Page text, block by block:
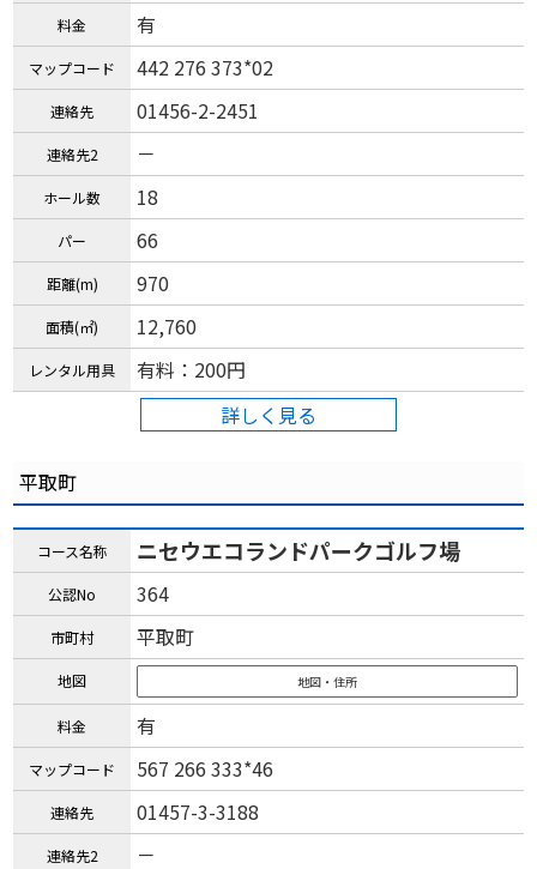
料金 有
マップコード 442 276 373*02
連絡先 01456-2-2451
連絡先2 －
ホール数 18
パー 66
距離(m) 970
面積(㎡) 12,760
レンタル用具
有料：200円
詳しく見る
平取町
コース名称 ニセウエコランドパークゴルフ場
公認No 364
市町村 平取町
地図 地図・住所
料金 有
マップコード 567 266 333*46
連絡先 01457-3-3188
連絡先2 －